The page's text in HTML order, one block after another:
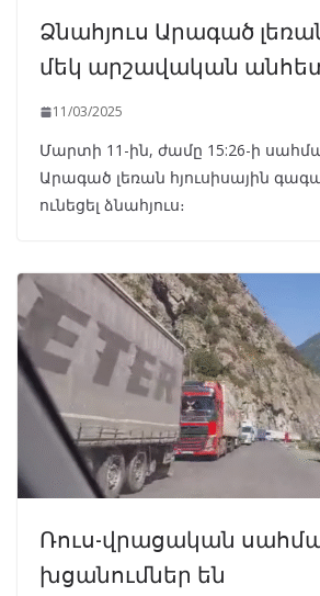
Ձնահյուս Արագած
մեկ արշավական անհետ
11/03/2025
Մարտի 11-ին, ժամը 15:26-ի
Արագած լեռան հյուսիսային
ունեցել ձնահյուս։
Ռուս-վրացական
խցանումներ են